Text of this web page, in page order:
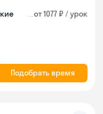
от 1077 ₽ / урок
Подобрать время